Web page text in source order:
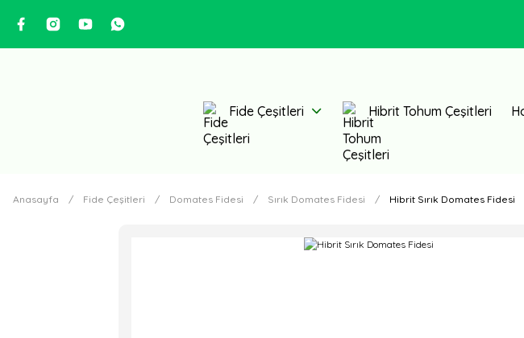
Fide Çeşitleri Hibrit Tohum Çeşitleri
Anasayfa Fide Çeşitleri Domates Fidesi Sırık Domates Fidesi Hibrit Sırık Domates Fidesi